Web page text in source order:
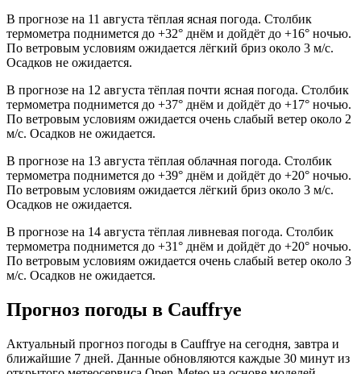
В прогнозе на 11 августа тёплая ясная погода. Столбик
термометра поднимется до +32° днём и дойдёт до +16° ночью.
По ветровым условиям ожидается лёгкий бриз около 3 м/с.
Осадков не ожидается.
В прогнозе на 12 августа тёплая почти ясная погода. Столбик
термометра поднимется до +37° днём и дойдёт до +17° ночью.
По ветровым условиям ожидается очень слабый ветер около 2
м/с. Осадков не ожидается.
В прогнозе на 13 августа тёплая облачная погода. Столбик
термометра поднимется до +39° днём и дойдёт до +20° ночью.
По ветровым условиям ожидается лёгкий бриз около 3 м/с.
Осадков не ожидается.
В прогнозе на 14 августа тёплая ливневая погода. Столбик
термометра поднимется до +31° днём и дойдёт до +20° ночью.
По ветровым условиям ожидается очень слабый ветер около 3
м/с. Осадков не ожидается.
Прогноз погоды в Cauffryе
Актуальный прогноз погоды в Cauffryе на сегодня, завтра и
ближайшие 7 дней. Данные обновляются каждые 30 минут из